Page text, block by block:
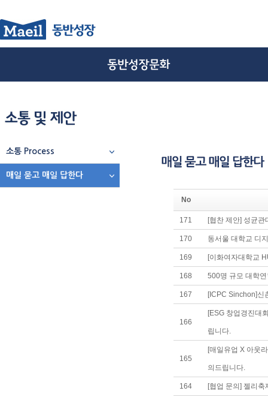
소통 Process
매일 묻고 매일 답한다
No
171 [협찬 제안] 성균
170 동서울 대학교 디
169 [이화여자대학교
168 500명 규모 대학
167 [ICPC Sinchon]신
166
[ESG 창업경진대
립니다.
165
[매일유업 X 아웃
의드립니다.
164 [협업 문의] 젤리